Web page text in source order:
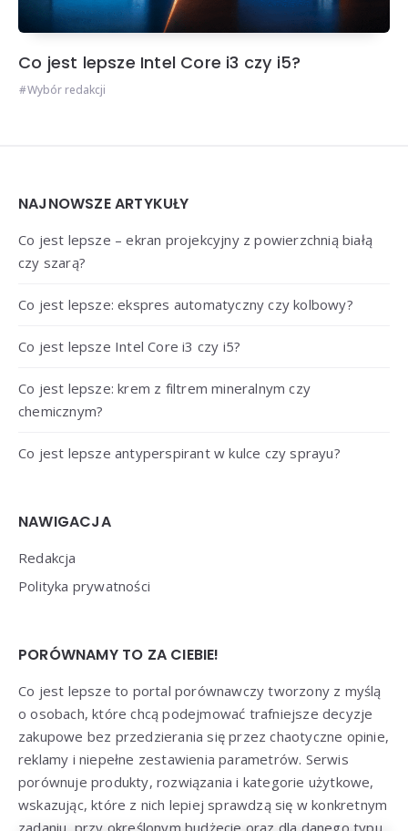
Co jest lepsze Intel Core i3 czy i5?
Wybór redakcji
Widgets
NAJNOWSZE ARTYKUŁY
Co jest lepsze – ekran projekcyjny z powierzchnią białą
czy szarą?
Co jest lepsze: ekspres automatyczny czy kolbowy?
Co jest lepsze Intel Core i3 czy i5?
Co jest lepsze: krem z filtrem mineralnym czy
chemicznym?
Co jest lepsze antyperspirant w kulce czy sprayu?
NAWIGACJA
Redakcja
Polityka prywatności
PORÓWNAMY TO ZA CIEBIE!
Co jest lepsze to portal porównawczy tworzony z myślą
o osobach, które chcą podejmować trafniejsze decyzje
zakupowe bez przedzierania się przez chaotyczne opinie,
reklamy i niepełne zestawienia parametrów. Serwis
porównuje produkty, rozwiązania i kategorie użytkowe,
wskazując, które z nich lepiej sprawdzą się w konkretnym
zadaniu, przy określonym budżecie oraz dla danego typu